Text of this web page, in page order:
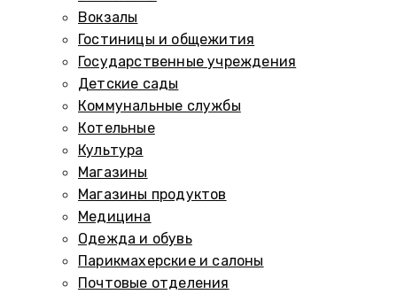
Вокзалы
Гостиницы и общежития
Государственные учреждения
Детские сады
Коммунальные службы
Котельные
Культура
Магазины
Магазины продуктов
Медицина
Одежда и обувь
Парикмахерские и салоны
Почтовые отделения